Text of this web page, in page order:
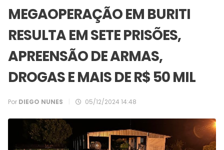
MEGAOPERAÇÃO EM BURITI
RESULTA EM SETE PRISÕES,
APREENSÃO DE ARMAS,
DROGAS E MAIS DE R$ 50 MIL
Por DIEGO NUNES 05/12/2024 14:48